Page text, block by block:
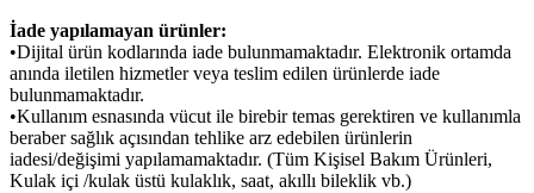
İade yapılamayan ürünler:
•Dijital ürün kodlarında iade bulunmamaktadır. Elektronik ortamda
anında iletilen hizmetler veya teslim edilen ürünlerde iade
bulunmamaktadır.
•Kullanım esnasında vücut ile birebir temas gerektiren ve kullanımla
beraber sağlık açısından tehlike arz edebilen ürünlerin
iadesi/değişimi yapılamamaktadır. (Tüm Kişisel Bakım Ürünleri,
Kulak içi /kulak üstü kulaklık, saat, akıllı bileklik vb.)